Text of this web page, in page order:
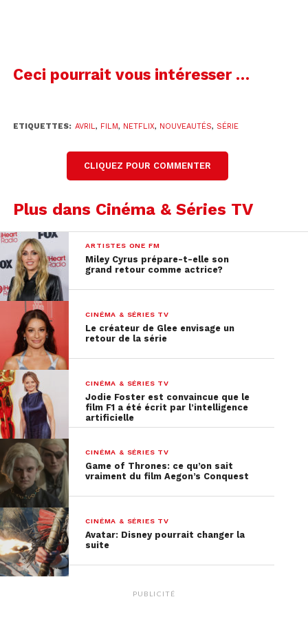
L’histoire est inspirée du manga Parasyte de Hitoshi
10 avril – Anthracite
(Saison 1)
Ceci pourrait vous intéresser …
ETIQUETTES: AVRIL, FILM, NETFLIX, NOUVEAUTÉS, SÉRIE
CLIQUEZ POUR COMMENTER
Plus dans Cinéma & Séries TV
ARTISTES ONE FM
Miley Cyrus prépare-t-elle son
grand retour comme actrice?
CINÉMA & SÉRIES TV
Le créateur de Glee envisage un
retour de la série
CINÉMA & SÉRIES TV
Jodie Foster est convaincue que le
film F1 a été écrit par l’intelligence
artificielle
CINÉMA & SÉRIES TV
Game of Thrones: ce qu’on sait
vraiment du film Aegon’s Conquest
CINÉMA & SÉRIES TV
Avatar: Disney pourrait changer la
suite
PUBLICITÉ